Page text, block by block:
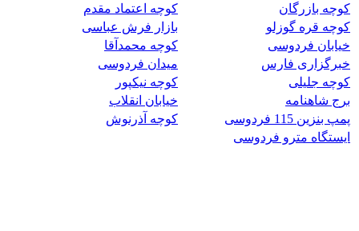
کوچه بازرگان
کوچه اعتماد مقدم
کوچه قره گوزلو
بازار فرش عباسی
خیابان فردوسی
کوچه محمدآقا
خبرگزاری فارس
میدان فردوسی
کوچه جلیلی
کوچه نیکپور
برج شاهنامه
خیابان انقلاب
پمپ بنزین 115 فردوسی
کوچه آذرنوش
ایستگاه مترو فردوسی